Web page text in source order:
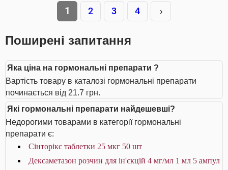
1 2 3 4 ›
Поширені запитання
Яка ціна на гормональні препарати ?
Вартість товару в каталозі гормональні препарати
починається від 21.7 грн.
Які гормональні препарати найдешевші?
Недорогими товарами в категорії гормональні
препарати є:
Сінторікс таблетки 25 мкг 50 шт
Дексаметазон розчин для ін'єкцій 4 мг/мл 1 мл 5 ампул